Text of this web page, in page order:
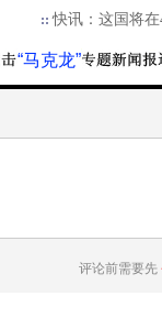
快讯：这国将
“马克龙”
评论前需要先